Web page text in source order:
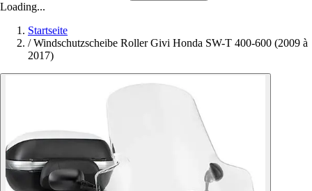
Loading...
Startseite
/ Windschutzscheibe Roller Givi Honda SW-T 400-600 (2009 à
2017)